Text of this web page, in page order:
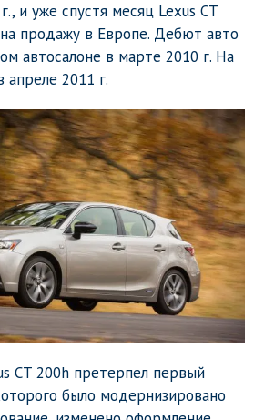
и уже спустя месяц Lexus CT
продажу в Европе. Дебют авто
автосалоне в марте 2010 г. На
2011 г.
CT 200h претерпел первый
было модернизировано